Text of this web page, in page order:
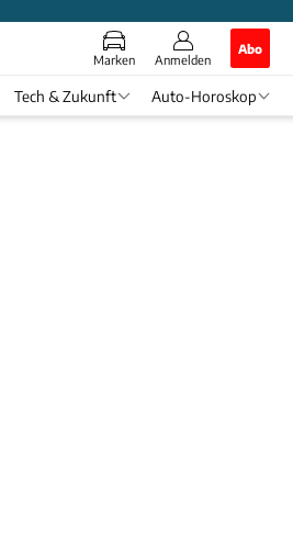
Marken Anmelden
Abo
Tech & Zukunft Auto-Horoskop